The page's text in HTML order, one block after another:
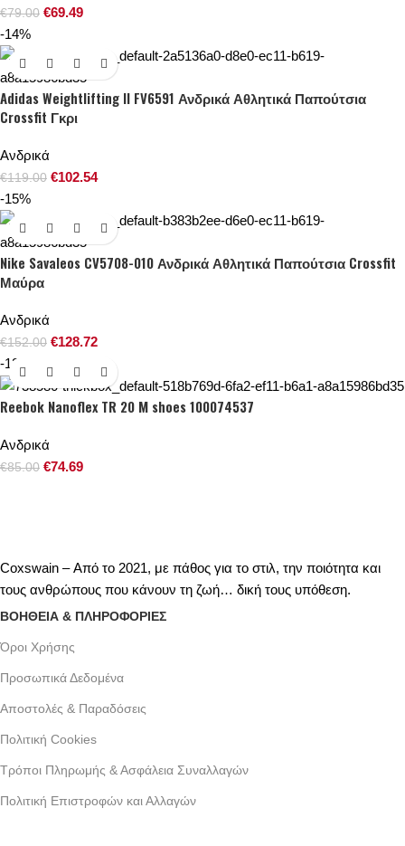
€79.00 €69.49
-14%
Adidas Weightlifting II FV6591 Ανδρικά Αθλητικά Παπούτσια
Crossfit Γκρι
Ανδρικά
€119.00 €102.54
-15%
Nike Savaleos CV5708-010 Ανδρικά Αθλητικά Παπούτσια Crossfit
Μαύρα
Ανδρικά
€152.00 €128.72
-12%
Reebok Nanoflex TR 20 M shoes 100074537
Ανδρικά
€85.00 €74.69
Coxswain – Από το 2021, με πάθος για το στιλ, την ποιότητα και
τους ανθρώπους που κάνουν τη ζωή… δική τους υπόθεση.
ΒΟΗΘΕΙΑ & ΠΛΗΡΟΦΟΡΙΕΣ
Όροι Xρήσης
Προσωπικά Δεδομένα
Αποστολές & Παραδόσεις
Πολιτική Cookies
Τρόποι Πληρωμής & Ασφάλεια Συναλλαγών
Πολιτική Επιστροφών και Αλλαγών